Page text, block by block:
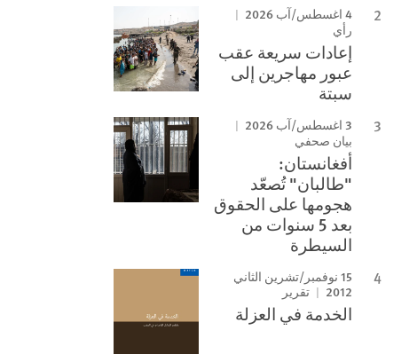
4 اغسطس/آب 2026
رأي
إعادات سريعة عقب
عبور مهاجرين إلى
سبتة
3 اغسطس/آب 2026
بيان صحفي
أفغانستان:
"طالبان" تُصعّد
هجومها على الحقوق
بعد 5 سنوات من
السيطرة
15 نوفمبر/تشرين الثاني
2012
تقرير
الخدمة في العزلة